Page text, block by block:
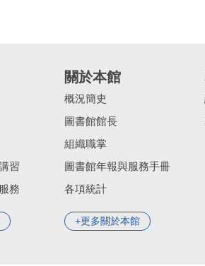
習
務
關於本館
概況簡史
圖書館館長
組織職掌
圖書館年報與服務手冊
各項統計
更多關於本館